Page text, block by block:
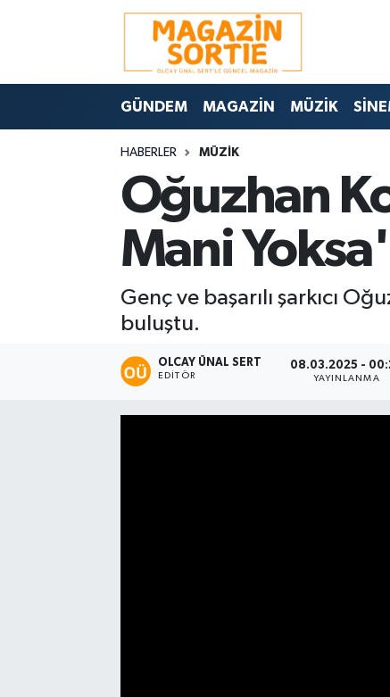
GÜNDEM MAGAZİN MÜZİK
HABERLER MÜZİK
Oğuzhan
Mani
Genç ve başarılı şarkıcı
buluştu.
OLCAY ÜNAL SERT
EDITÖR
08.03.2025 -
YAYINLANMA
Nöbetçi Eczaneler
Hava Durumu
Trafik Durumu
Süper Lig Puan Durumu ve Fikstür
Tüm Manşetler
Son Dakika Haberleri